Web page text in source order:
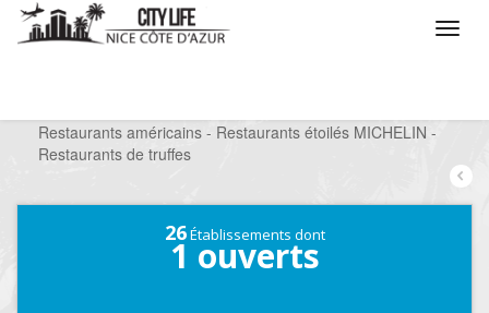
Restaurants américains - Restaurants étoilés MICHELIN -
Restaurants de truffes
26Établissements dont
1 ouverts